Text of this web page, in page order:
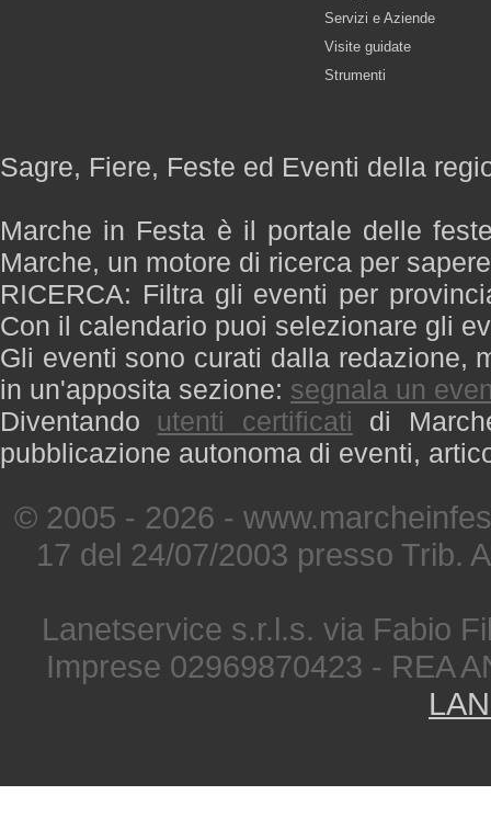
Servizi e Aziende
Visite guidate
Strumenti
Sagre, Fiere, Feste ed Eventi della
Marche in Festa è il portale delle
Marche, un motore di ricerca per
RICERCA: Filtra gli eventi per
Con il calendario puoi selezionare gli
Gli eventi sono curati dalla redazione,
in un'apposita sezione: segnala un
Diventando utenti certificati di
pubblicazione autonoma di eventi,
© 2005 - 2026 -
17 del 24/07/2003 presso Trib.
Lanetservice s.r.l.s. via Fabio
Imprese 02969870423 - REA